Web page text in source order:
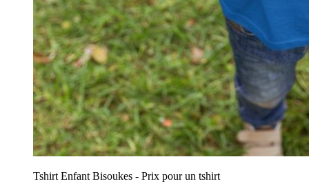
Tshirt Enfant Bisoukes - Prix pour un tshirt